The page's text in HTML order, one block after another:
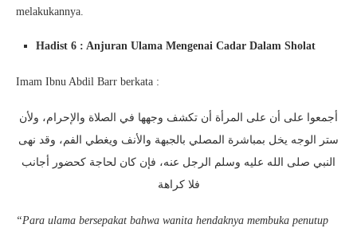
melakukannya.
Hadist 6 : Anjuran Ulama Mengenai Cadar Dalam Sholat
Imam Ibnu Abdil Barr berkata :
أجمعوا على أن على المرأة أن تكشف وجهها في الصلاة والإحرام، ولأن
ستر الوجه يخل بمباشرة المصلي بالجبهة والأنف ويغطي الفم، وقد نهى
النبي صلى الله عليه وسلم الرجل عنه، فإن كان لحاجة كحضور أجانب
فلا كراهة
“Para ulama bersepakat bahwa wanita hendaknya membuka penutup